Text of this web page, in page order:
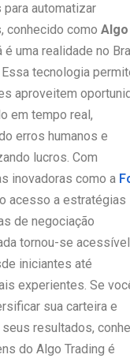
automatizar
conhecido como Algo
é uma realidade no
Essa tecnologia
aproveitem
em tempo real,
erros humanos e
lucros. Com
inovadoras como a
acesso a estratégias
de negociação
tornou-se
iniciantes até
experientes. Se
sua carteira e
resultados,
do Algo Trading é